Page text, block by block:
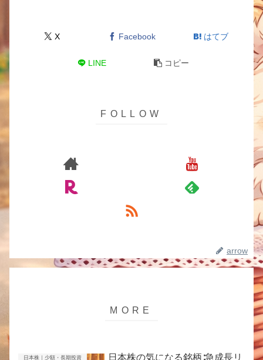
X Facebook はてブ
LINE コピー
arrow
日本株｜少額・長期投資
日本株の気になる銘柄∶急成長リ